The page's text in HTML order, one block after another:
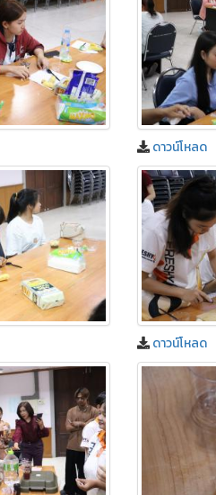
ดาวน์โหลด
ดาวน์โหลด